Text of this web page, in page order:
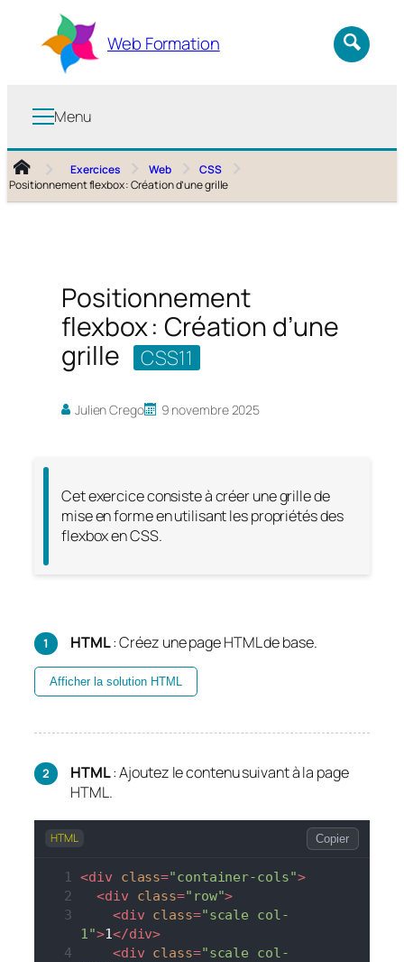
contenu
Web Formation
Menu
Exercices Web
CSS
Positionnement flexbox : Création d’une grille
Positionnement
flexbox : Création d’une
grille
CSS11
Julien Crego 9 novembre 2025
Cet exercice consiste à créer une grille de
mise en forme en utilisant les propriétés des
flexbox en CSS.
HTML: Créez une page HTML de base.
Afficher la solution HTML
HTML: Ajoutez le contenu suivant à la page
HTML.
HTML Copier
<div class="container-cols">
<div class="row">
<div class="scale col-
1">1</div>
<div class="scale col-